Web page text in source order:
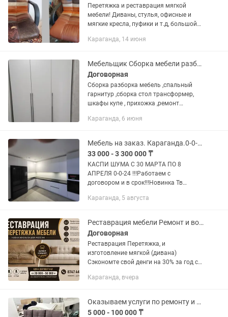
Перетяжка и реставрация мягкой
мебели! Диваны, стулья, офисные и
мягкие кресла, пуфики и т.д, большой
работа с натуральной кожей! Работу
Караганда, 14 июня
Мебельщик Сборка мебели разборка мебели
Договорная
Сборка разборка мебель ,спальный
гарнитур ,сборка стол трансформер,
шкафы купе , прихожка ,ремонт
школный установка полок .сборка
Караганда, 6 июня
Мебель на заказ. Караганда.0-0-24
33 000 - 3 300 000 ₸
КАСПИ ШУМА С 30 МАРТА ПО 8
АПРЕЛЯ 0-0-24 !!!Работаем с
договором и в срок!!!Новинка Тв
натурального шпона нестандартной
Каспи...
Караганда, 5 августа
Реставрация мебели Ремонт и восстановление диванов, кресел, стульев
Договорная
Реставрация Перетяжка, и
изготовление мягкой (дивана)
Сэкономте свой денги на 30% за год с
доставка и сборка Мы производим
Караганда, вчера
Оказываем услуги по ремонту и перетяжке мягкой мебели
5 000 - 100 000 ₸